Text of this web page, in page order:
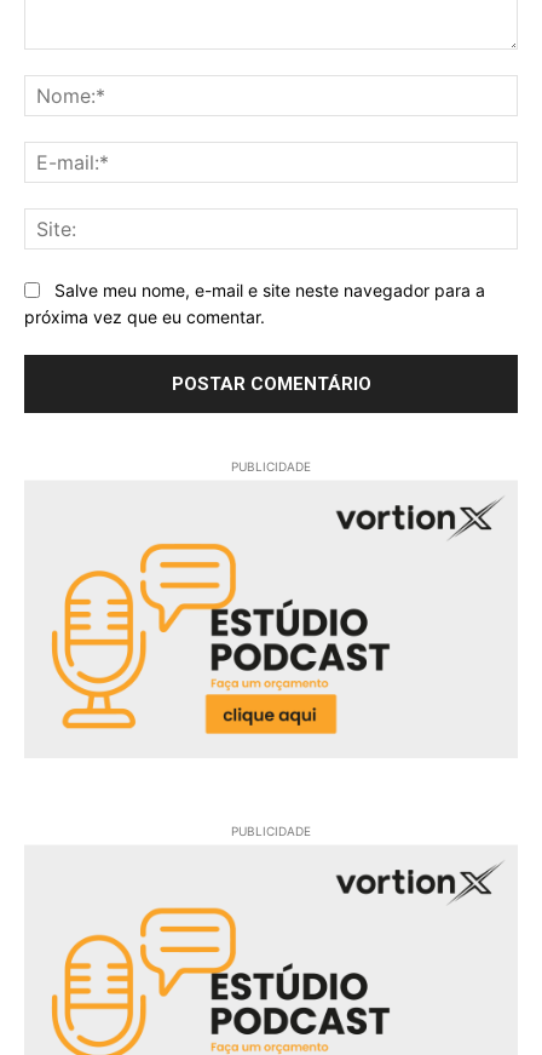
Salve meu nome, e-mail e site neste navegador para a
próxima vez que eu comentar.
PUBLICIDADE
PUBLICIDADE